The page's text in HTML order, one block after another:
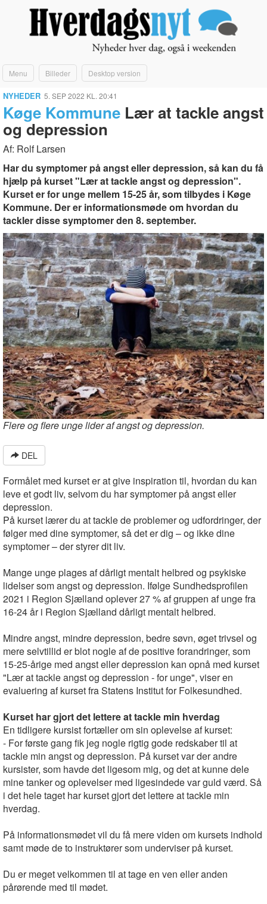
Menu Billeder Desktop version
NYHEDER 5. SEP 2022 KL. 20:41
Køge Kommune Lær at tackle angst
og depression
Af: Rolf Larsen
Har du symptomer på angst eller depression, så kan du få
hjælp på kurset "Lær at tackle angst og depression".
Kurset er for unge mellem 15-25 år, som tilbydes i Køge
Kommune. Der er informationsmøde om hvordan du
tackler disse symptomer den 8. september.
Flere og flere unge lider af angst og depression.
DEL
Formålet med kurset er at give inspiration til, hvordan du kan
leve et godt liv, selvom du har symptomer på angst eller
depression.
På kurset lærer du at tackle de problemer og udfordringer, der
følger med dine symptomer, så det er dig – og ikke dine
symptomer – der styrer dit liv.
Mange unge plages af dårligt mentalt helbred og psykiske
lidelser som angst og depression. Ifølge Sundhedsprofilen
2021 i Region Sjælland oplever 27 % af gruppen af unge fra
16-24 år i Region Sjælland dårligt mentalt helbred.
Mindre angst, mindre depression, bedre søvn, øget trivsel og
mere selvtillid er blot nogle af de positive forandringer, som
15-25-årige med angst eller depression kan opnå med kurset
"Lær at tackle angst og depression - for unge", viser en
evaluering af kurset fra Statens Institut for Folkesundhed.
Kurset har gjort det lettere at tackle min hverdag
En tidligere kursist fortæller om sin oplevelse af kurset:
- For første gang fik jeg nogle rigtig gode redskaber til at
tackle min angst og depression. På kurset var der andre
kursister, som havde det ligesom mig, og det at kunne dele
mine tanker og oplevelser med ligesindede var guld værd. Så
i det hele taget har kurset gjort det lettere at tackle min
hverdag.
På informationsmødet vil du få mere viden om kursets indhold
samt møde de to instruktører som underviser på kurset.
Du er meget velkommen til at tage en ven eller anden
pårørende med til mødet.